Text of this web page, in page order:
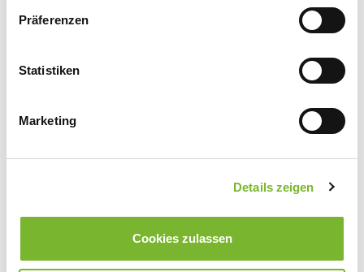
Präferenzen
Statistiken
Marketing
Details zeigen
Cookies zulassen
alice.maiss(at)aekno.de
Technische Informationen zu unseren Online-